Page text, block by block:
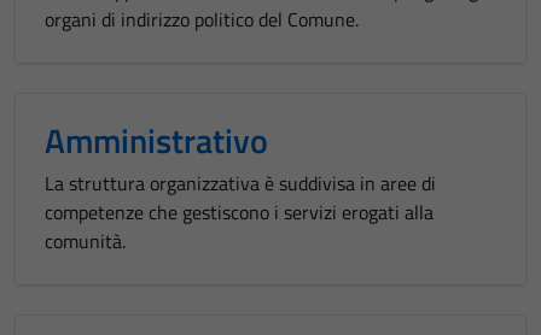
organi di indirizzo politico del Comune.
Amministrativo
La struttura organizzativa è suddivisa in aree di
competenze che gestiscono i servizi erogati alla
comunità.